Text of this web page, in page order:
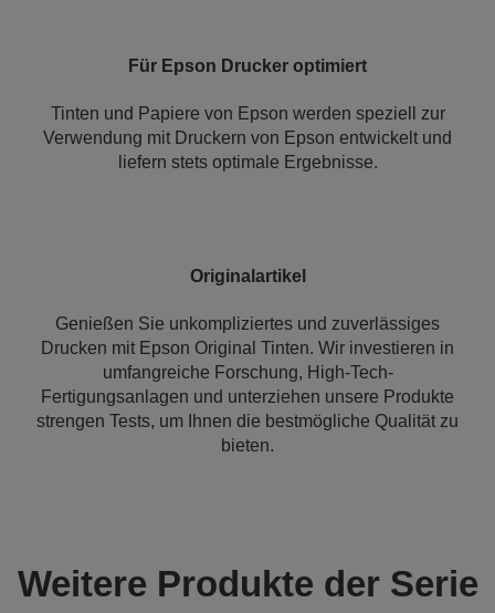
Für Epson Drucker optimiert
Tinten und Papiere von Epson werden speziell zur
Verwendung mit Druckern von Epson entwickelt und
liefern stets optimale Ergebnisse.
Originalartikel
Genießen Sie unkompliziertes und zuverlässiges
Drucken mit Epson Original Tinten. Wir investieren in
umfangreiche Forschung, High-Tech-
Fertigungsanlagen und unterziehen unsere Produkte
strengen Tests, um Ihnen die bestmögliche Qualität zu
bieten.
Weitere Produkte der Serie